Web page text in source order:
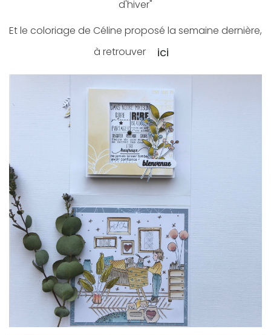
d'hiver"
Et le coloriage de Céline proposé la semaine dernière,
à retrouver
ici